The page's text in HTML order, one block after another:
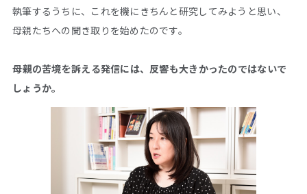
執筆するうちに、これを機にきちんと研究してみようと思い、
母親たちへの聞き取りを始めたのです。
――母親の苦境を訴える発信には、反響も大きかったのではないで
しょうか。